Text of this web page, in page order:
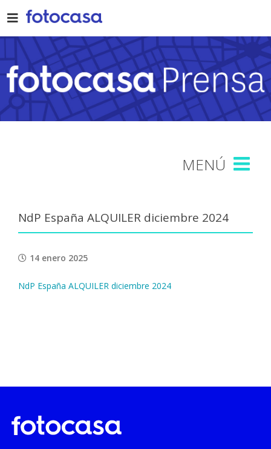
to
content
NdP España ALQUILER diciembre 2024
14 enero 2025
NdP España ALQUILER diciembre 2024